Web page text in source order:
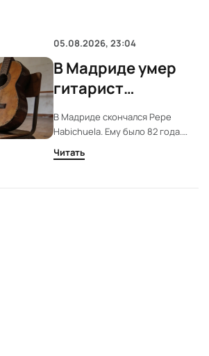
05.08.2026, 23:04
В Мадриде умер
гитарист
фламенко Pepe
Habichuela
В Мадриде скончался Pepe
Habichuela. Ему было 82 года.
Болезнь не пускала его на сцену
с лета 2024-го. За плечами —
Читать